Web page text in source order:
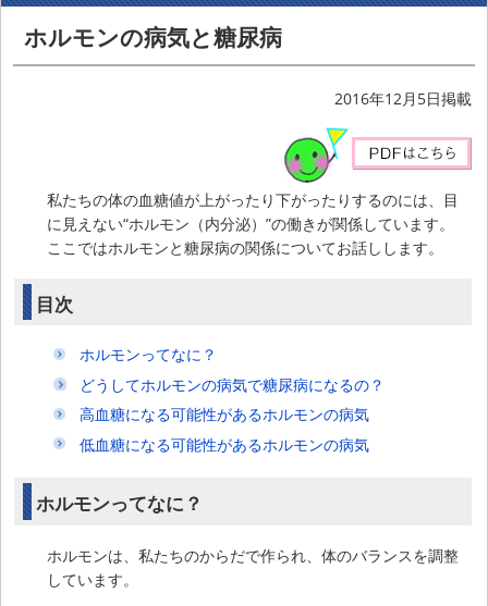
ホルモンの病気と糖尿病
2016年12月5日掲載
私たちの体の血糖値が上がったり下がったりするのには、目
に見えない“ホルモン（内分泌）”の働きが関係しています。
ここではホルモンと糖尿病の関係についてお話しします。
目次
ホルモンってなに？
どうしてホルモンの病気で糖尿病になるの？
高血糖になる可能性があるホルモンの病気
低血糖になる可能性があるホルモンの病気
ホルモンってなに？
ホルモンは、私たちのからだで作られ、体のバランスを調整
しています。